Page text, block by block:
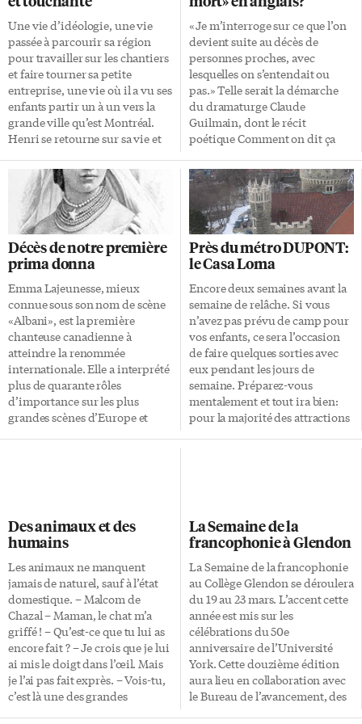
Une vie d’idéologie, une vie
passée à parcourir sa région
pour travailler sur les chantiers
et faire tourner sa petite
entreprise, une vie où il a vu ses
enfants partir un à un vers la
grande ville qu’est Montréal.
Henri se retourne sur sa vie et
surtout ce qu’il n’a pas fait. A
quoi aura servi son existence? Il
voulait léguer ce qu’il avait reçu
voir un peu plus si possible.
Une maison face au Nord brosse
un tableau de vie, la vie dans la
région du Saguenay-Lac St-
Jean, sous un climat hostile à
[…]
«Je m’interroge sur ce que l’on
devient suite au décès de
personnes proches, avec
lesquelles on s’entendait ou
pas.» Telle serait la démarche
du dramaturge Claude
Guilmain, dont le récit
poétique Comment on dit ça
adapté pour la scène par son
épouse Louise Naubert, et sera
joué du 5 au 14 mars dans le
quartier de la Distillerie. Cette
création du Théâtre La
Tangente (le duo Guilmain-
Naubert) met en vedette le
comédien et danseur
montréalais Bernard Meney,
seul en scène. Le rideau s’ouvre
sur une salle de classe où l’on
rencontre le regard meurtri […]
Décès de notre première
prima donna
Emma Lajeunesse, mieux
connue sous son nom de scène
«Albani», est la première
chanteuse canadienne à
atteindre la renommée
internationale. Elle a interprété
plus de quarante rôles
d’importance sur les plus
grandes scènes d’Europe et
deux musiciens et lui donnent
une formation de base. Par la
suite, elle poursuit ses études à
Paris et à Milan où elle acquiert
une solide réputation. C’est à
Milan qu’elle obtient son
premier grand succès en
interprétant […]
Près du métro DUPONT:
le Casa Loma
Encore deux semaines avant la
semaine de relâche. Si vous
n’avez pas prévu de camp pour
vos enfants, ce sera l’occasion
de faire quelques sorties avec
eux pendant les jours de
semaine. Préparez-vous
mentalement et tout ira bien:
pour la majorité des attractions
vous que le château se trouve à
10 minutes de marche
seulement du métro Dupont? Il
vous suffit d’aller vers le Nord
sur Spadina à la sortie du
métro, […]
Des animaux et des
humains
Les animaux ne manquent
jamais de naturel, sauf à l’état
domestique. – Malcom de
Chazal – Maman, le chat m’a
griffé ! – Qu’est-ce que tu lui as
encore fait ? – Je crois que je lui
ai mis le doigt dans l’œil. Mais
je l’ai pas fait exprès. – Vois-tu,
c’est là une des grandes
La Semaine de la
francophonie à Glendon
La Semaine de la francophonie
au Collège Glendon se déroulera
du 19 au 23 mars. L’accent cette
année est mis sur les
célébrations du 50e
anniversaire de l’Université
York. Cette douzième édition
aura lieu en collaboration avec
le Bureau de l’avancement, des